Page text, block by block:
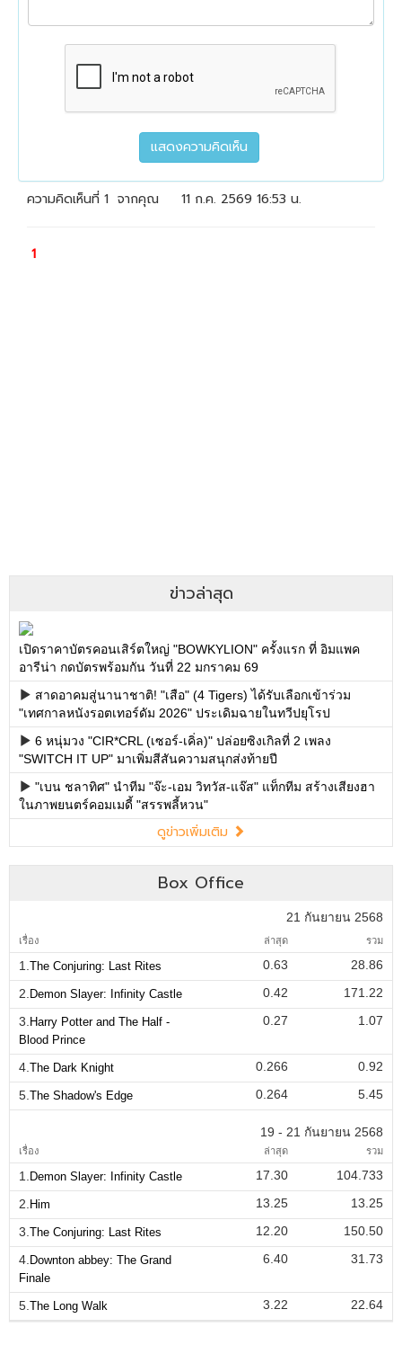
ข่าวล่าสุด
เปิดราคาบัตรคอนเสิร์ตใหญ่ "BOWKYLION" ครั้งแรก ที่ อิมแพค
อารีน่า กดบัตรพร้อมกัน วันที่ 22 มกราคม 69
สาดอาคมสู่นานาชาติ! "เสือ" (4 Tigers) ได้รับเลือกเข้าร่วม
"เทศกาลหนังรอตเทอร์ดัม 2026" ประเดิมฉายในทวีปยุโรป
6 หนุ่มวง "CIR*CRL (เซอร์-เคิ่ล)" ปล่อยซิงเกิลที่ 2 เพลง
"SWITCH IT UP" มาเพิ่มสีสันความสนุกส่งท้ายปี
"เบน ชลาทิศ" นำทีม "จ๊ะ-เอม วิทวัส-แจ๊ส" แท็กทีม สร้างเสียงฮา
ในภาพยนตร์คอมเมดี้ "สรรพลี้หวน"
ดูข่าวเพิ่มเติม
Box Office
21 กันยายน 2568
เรื่อง ล่าสุด รวม
1. The Conjuring: Last Rites 0.63
28.86
2. Demon Slayer: Infinity Castle 0.42
171.22
3. Harry Potter and The Half -
Blood Prince
0.27 1.07
4. The Dark Knight 0.266
0.92
5. The Shadow's Edge 0.264 5.45
19 - 21 กันยายน 2568
เรื่อง ล่าสุด รวม
1. Demon Slayer: Infinity Castle 17.30
104.733
2. Him 13.25
13.25
3. The Conjuring: Last Rites 12.20
150.50
4. Downton abbey: The Grand
Finale
6.40 31.73
5. The Long Walk 3.22 22.64